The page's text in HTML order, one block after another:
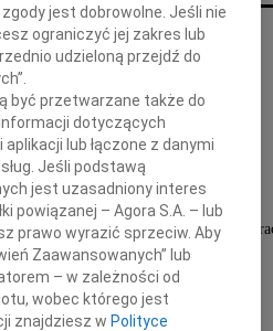
Panu
Jerzemu Dudkowi
Przewodniczącemu Rady Nadzorczej
CSM MLECZGAL
i szczerego współczucia po
Ojca
jest dobrowolne. Jeśli nie
ograniczyć jej zakres lub
udzieloną przejdź do
być przetwarzane także do
dotyczących
lub łączone z danymi
Jeśli podstawą
jest uzasadniony interes
powiązanej – Agora S.A. – lub
prawo wyrazić sprzeciw. Aby
Zaawansowanych” lub
– w zależności od
wobec którego jest
znajdziesz w Polityce